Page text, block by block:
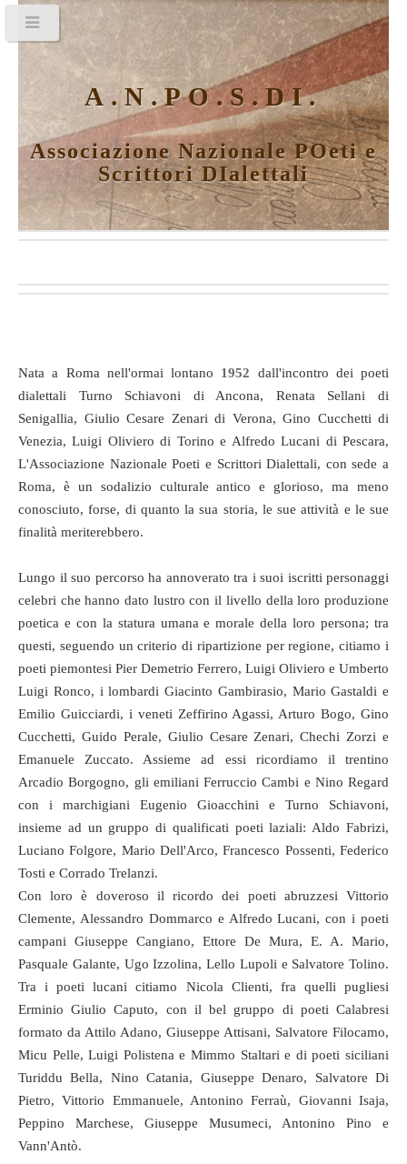
A.N.PO.S.DI.
Associazione Nazionale POeti e
Scrittori DIalettali
A.N.PO.S.DI.
Nata a Roma nell'ormai lontano 1952 dall'incontro dei poeti
dialettali Turno Schiavoni di Ancona, Renata Sellani di
Senigallia, Giulio Cesare Zenari di Verona, Gino Cucchetti di
Venezia, Luigi Oliviero di Torino e Alfredo Lucani di Pescara,
L'Associazione Nazionale Poeti e Scrittori Dialettali, con sede a
Roma, è un sodalizio culturale antico e glorioso, ma meno
conosciuto, forse, di quanto la sua storia, le sue attività e le sue
finalità meriterebbero.
Lungo il suo percorso ha annoverato tra i suoi iscritti personaggi
celebri che hanno dato lustro con il livello della loro produzione
poetica e con la statura umana e morale della loro persona; tra
questi, seguendo un criterio di ripartizione per regione, citiamo i
poeti piemontesi Pier Demetrio Ferrero, Luigi Oliviero e Umberto
Luigi Ronco, i lombardi Giacinto Gambirasio, Mario Gastaldi e
Emilio Guicciardi, i veneti Zeffirino Agassi, Arturo Bogo, Gino
Cucchetti, Guido Perale, Giulio Cesare Zenari, Chechi Zorzi e
Emanuele Zuccato. Assieme ad essi ricordiamo il trentino
Arcadio Borgogno, gli emiliani Ferruccio Cambi e Nino Regard
con i marchigiani Eugenio Gioacchini e Turno Schiavoni,
insieme ad un gruppo di qualificati poeti laziali: Aldo Fabrizi,
Luciano Folgore, Mario Dell'Arco, Francesco Possenti, Federico
Tosti e Corrado Trelanzi.
Con loro è doveroso il ricordo dei poeti abruzzesi Vittorio
Clemente, Alessandro Dommarco e Alfredo Lucani, con i poeti
campani Giuseppe Cangiano, Ettore De Mura, E. A. Mario,
Pasquale Galante, Ugo Izzolina, Lello Lupoli e Salvatore Tolino.
Tra i poeti lucani citiamo Nicola Clienti, fra quelli pugliesi
Erminio Giulio Caputo, con il bel gruppo di poeti Calabresi
formato da Attilo Adano, Giuseppe Attisani, Salvatore Filocamo,
Micu Pelle, Luigi Polistena e Mimmo Staltari e di poeti siciliani
Turiddu Bella, Nino Catania, Giuseppe Denaro, Salvatore Di
Pietro, Vittorio Emmanuele, Antonino Ferraù, Giovanni Isaja,
Peppino Marchese, Giuseppe Musumeci, Antonino Pino e
Vann'Antò.